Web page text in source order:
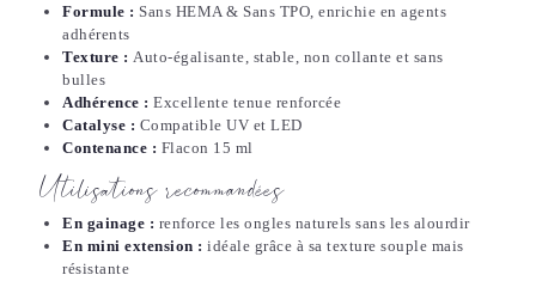
Formule : Sans HEMA & Sans TPO, enrichie en agents
adhérents
Texture : Auto-égalisante, stable, non collante et sans
bulles
Adhérence : Excellente tenue renforcée
Catalyse : Compatible UV et LED
Contenance : Flacon 15 ml
Utilisations recommandées
En gainage : renforce les ongles naturels sans les alourdir
En mini extension : idéale grâce à sa texture souple mais
résistante